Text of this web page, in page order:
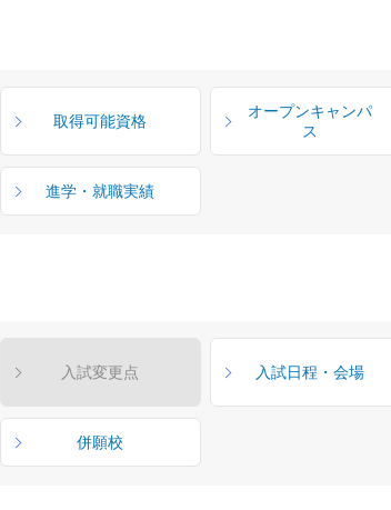
取得可能資格
オープンキャンパ
ス
進学・就職実績
入試変更点 入試日程・会場
併願校